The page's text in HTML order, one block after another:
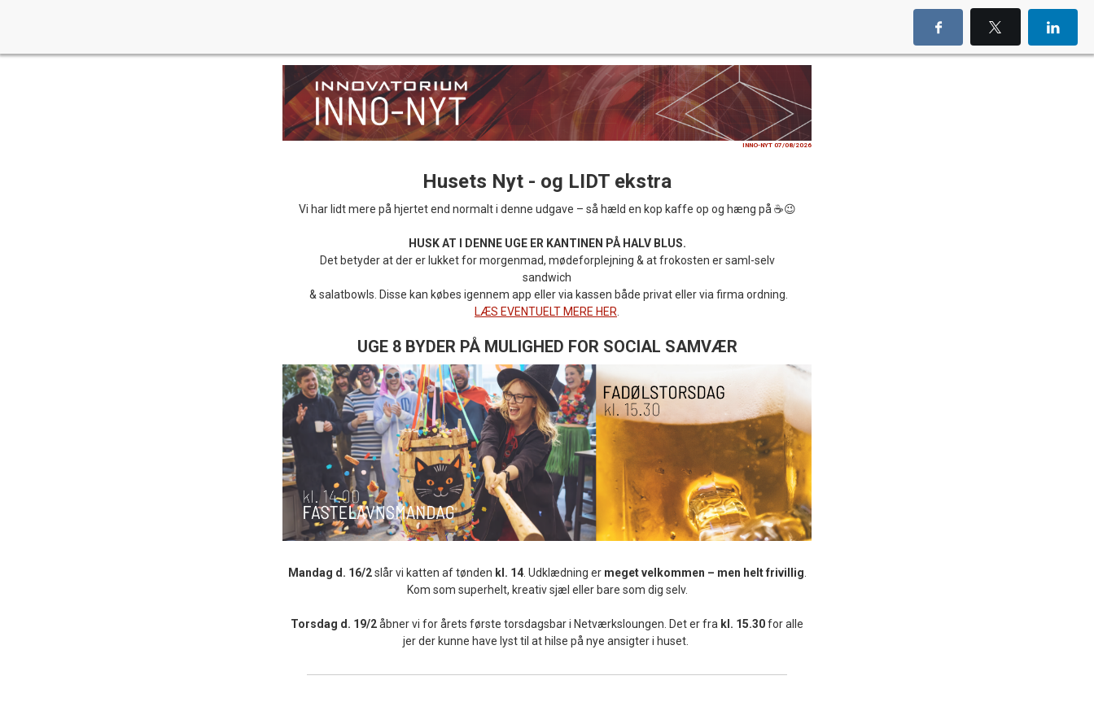
INNO-NYT 07/08/2026
Husets Nyt - og LIDT ekstra
Vi har lidt mere på hjertet end normalt i denne udgave – så hæld en kop kaffe op og hæng på ☕😉
HUSK AT I DENNE UGE ER KANTINEN PÅ HALV BLUS.
Det betyder at der er lukket for morgenmad, mødeforplejning & at frokosten er saml-selv
sandwich
& salatbowls. Disse kan købes igennem app eller via kassen både privat eller via firma ordning.
LÆS EVENTUELT MERE HER
UGE 8 BYDER PÅ MULIGHED FOR SOCIAL SAMVÆR
Mandag d. 16/2slår vi katten af tønden kl. 14. Udklædning er meget velkommen – men helt frivillig
Kom som superhelt, kreativ sjæl eller bare som dig selv.
Torsdag d. 19/2åbner vi for årets første torsdagsbar i Netværksloungen. Det er fra kl. 15.30for alle
jer der kunne have lyst til at hilse på nye ansigter i huset.